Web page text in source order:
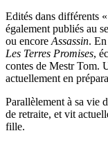
Edités dans différents
également publiés au
ou encore Assassin.
Les Terres Promises,
contes de Mestr Tom.
actuellement en
Parallèlement à sa vie
de retraite, et vit
fille.